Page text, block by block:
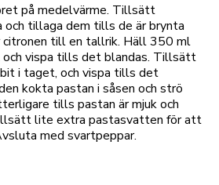
på medelvärme. Tillsätt
och tillaga dem tills de är brynta
till en tallrik. Häll 350 ml
vispa tills det blandas. Tillsätt
i taget, och vispa tills det
kokta pastan i såsen och strö
tills pastan är mjuk och
lite extra pastasvatten för att
med svartpeppar.